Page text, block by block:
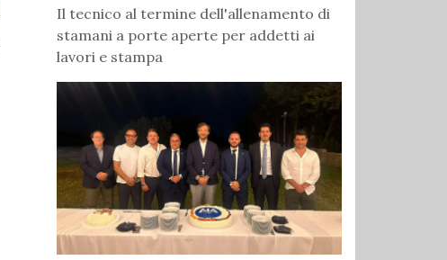
Il tecnico al termine dell'allenamento di
stamani a porte aperte per addetti ai
lavori e stampa